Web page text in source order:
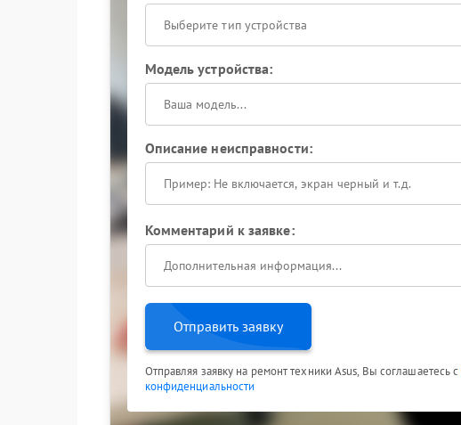
Выберите тип устройства
Модель устройства:
Описание неисправности:
Комментарий к заявке:
Отправить заявку
Отправляя заявку на ремонт техники Asus, Вы соглашаетесь с
конфиденциальности